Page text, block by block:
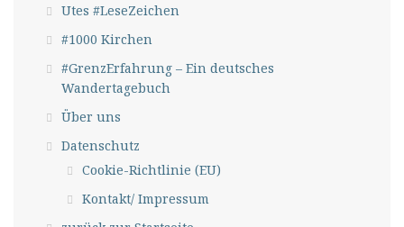
Utes #LeseZeichen
#1000 Kirchen
#GrenzErfahrung – Ein deutsches
Wandertagebuch
Über uns
Datenschutz
Cookie-Richtlinie (EU)
Kontakt/ Impressum